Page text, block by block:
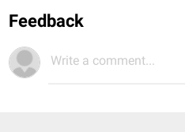
Feedback
Write a comment...